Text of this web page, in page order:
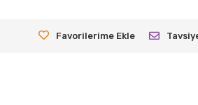
Favorilerime Ekle